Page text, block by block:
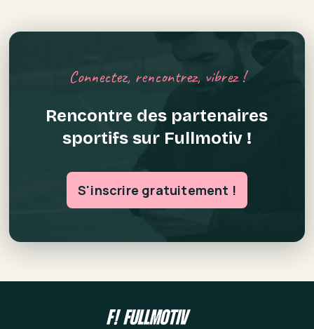
Connectez, rencontrez, vibrez !
Rencontre des partenaires
sportifs sur Fullmotiv !
S'inscrire gratuitement !